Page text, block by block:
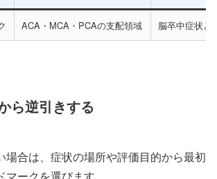
ACA・MCA・PCAの支配領域 脳卒中症状と
ら逆引きする
場合は、症状の場所や評価目的から最初
ークを選びます。